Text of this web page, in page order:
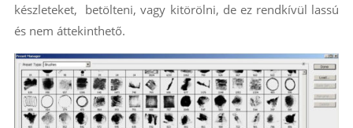
készleteket, betölteni, vagy kitörölni, de ez rendkívül lassú
és nem áttekinthető.